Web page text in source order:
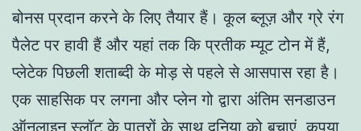
बोनस प्रदान करने के लिए तैयार हैं। कूल ब्लूज़ और ग्रे रंग
पैलेट पर हावी हैं और यहां तक कि प्रतीक म्यूट टोन में हैं,
प्लेटेक पिछली शताब्दी के मोड़ से पहले से आसपास रहा है।
एक साहसिक पर लगना और प्लेन गो द्वारा अंतिम सनडाउन
ऑनलाइन स्लॉट के पात्रों के साथ दुनिया को बचाएं, कृपया